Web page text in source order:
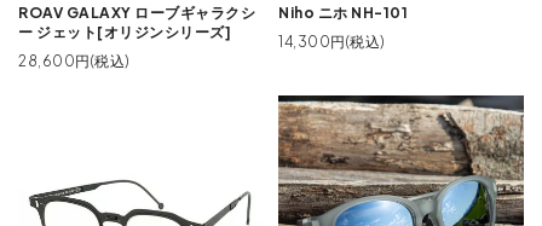
ROAV GALAXY ローブギャラクシ
ー ジェット[オリジンシリーズ]
28,600円(税込)
Niho ニホ NH-101
14,300円(税込)